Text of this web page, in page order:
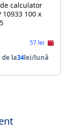
calculator
10933 100 x
57 lei
la34lei/lună